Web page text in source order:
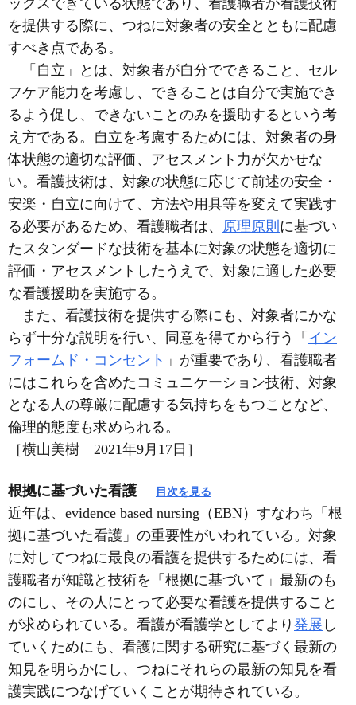
ックスできている状態であり、看護職者が看護技術
を提供する際に、つねに対象者の安全とともに配慮
すべき点である。
「自立」とは、対象者が自分でできること、セル
フケア能力を考慮し、できることは自分で実施でき
るよう促し、できないことのみを援助するという考
え方である。自立を考慮するためには、対象者の身
体状態の適切な評価、アセスメント力が欠かせな
い。看護技術は、対象の状態に応じて前述の安全・
安楽・自立に向けて、方法や用具等を変えて実践す
る必要があるため、看護職者は、 原理原則 に基づい
たスタンダードな技術を基本に対象の状態を適切に
評価・アセスメントしたうえで、対象に適した必要
な看護援助を実施する。
また、看護技術を提供する際にも、対象者にかな
らず十分な説明を行い、同意を得てから行う「 イン
フォームド・コンセント 」が重要であり、看護職者
にはこれらを含めたコミュニケーション技術、対象
となる人の尊厳に配慮する気持ちをもつことなど、
倫理的態度も求められる。
［横山美樹 2021年9月17日］
根拠に基づいた看護 目次を見る
近年は、evidence based nursing（EBN）すなわち「根
拠に基づいた看護」の重要性がいわれている。対象
に対してつねに最良の看護を提供するためには、看
護職者が知識と技術を「根拠に基づいて」最新のも
のにし、その人にとって必要な看護を提供すること
が求められている。看護が看護学としてより 発展 し
ていくためにも、看護に関する研究に基づく最新の
知見を明らかにし、つねにそれらの最新の知見を看
護実践につなげていくことが期待されている。